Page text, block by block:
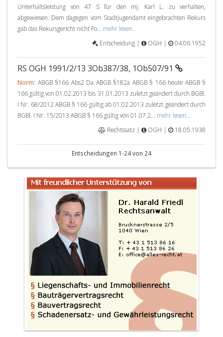
Unterhaltsleistung von 47 S für den mj. Karl L. zu verhalten,
abgewiesen. Dem dagegen vom Stadtjugendamt eingebrachten Rekurs
gab das Rekursgericht nicht Fo... mehr lesen...
Entscheidung |
OGH | 04.06.1952
RS OGH 1991/2/13 3Ob387/38, 1Ob507/91
Norm: ABGB §166 Abs2 Da ABGB §182a ABGB § 166 heute ABGB §
166 gültig von 01.02.2013 bis 31.01.2013 zuletzt geändert durch BGBl.
I Nr. 68/2012 ABGB § 166 gültig ab 01.02.2013 zuletzt geändert durch
BGBl. I Nr. 15/2013 ABGB § 166 gültig von 01.07.2... mehr lesen...
Rechtssatz |
OGH | 18.05.1938
Entscheidungen 1-24 von 24